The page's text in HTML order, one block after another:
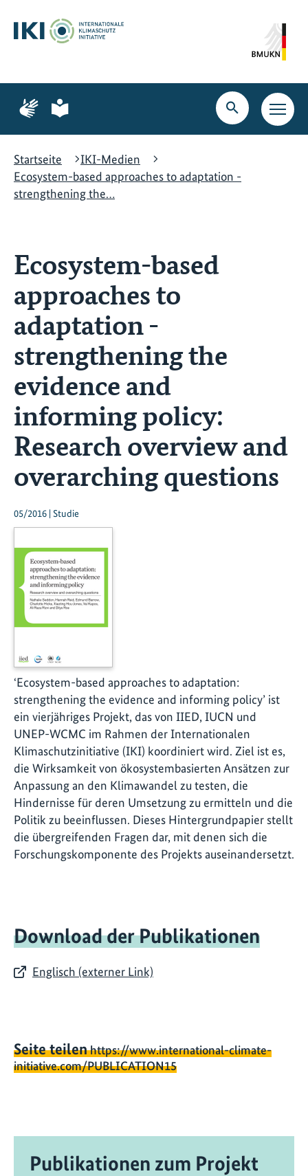
Hauptinhalt
springen
Suche
springen
Hauptnavigation
springen
Zur
Seite
Gebärdensprache
Zur
Seite
leichte
Suche
öffnen
Startseite
IKI-Medien
Ecosystem-based approaches to adaptation -
strengthening the…
Ecosystem-based
approaches to
adaptation -
strengthening the
evidence and
informing policy:
Research overview and
overarching questions
05/2016 | Studie
‘Ecosystem-based approaches to adaptation:
strengthening the evidence and informing policy’ ist
ein vierjähriges Projekt, das von IIED, IUCN und
UNEP-WCMC im Rahmen der Internationalen
Klimaschutzinitiative (IKI) koordiniert wird. Ziel ist es,
die Wirksamkeit von ökosystembasierten Ansätzen zur
Anpassung an den Klimawandel zu testen, die
Hindernisse für deren Umsetzung zu ermitteln und die
Politik zu beeinflussen. Dieses Hintergrundpapier stellt
die übergreifenden Fragen dar, mit denen sich die
Forschungskomponente des Projekts auseinandersetzt.
Download der Publikationen
Englisch (externer Link)
Seite teilenhttps://www.international-climate-
initiative.com/PUBLICATION15
Publikationen zum Projekt